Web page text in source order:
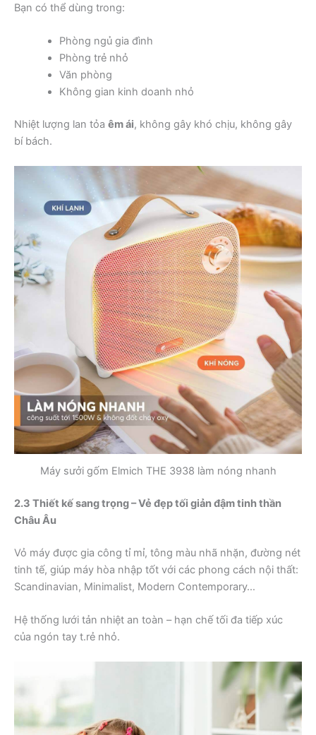
Bạn có thể dùng trong:
Phòng ngủ gia đình
Phòng trẻ nhỏ
Văn phòng
Không gian kinh doanh nhỏ
Nhiệt lượng lan tỏa êm ái, không gây khó chịu, không gây
bí bách.
Máy sưởi gốm Elmich THE 3938 làm nóng nhanh
2.3 Thiết kế sang trọng – Vẻ đẹp tối giản đậm tinh thần
Châu Âu
Vỏ máy được gia công tỉ mỉ, tông màu nhã nhặn, đường nét
tinh tế, giúp máy hòa nhập tốt với các phong cách nội thất:
Scandinavian, Minimalist, Modern Contemporary…
Hệ thống lưới tản nhiệt an toàn – hạn chế tối đa tiếp xúc
của ngón tay t.rẻ nhỏ.